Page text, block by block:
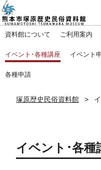
資料館について ご利用案内
イベント･各種講座 イベント
各種申請
塚原歴史民俗資料館
イベント･各種